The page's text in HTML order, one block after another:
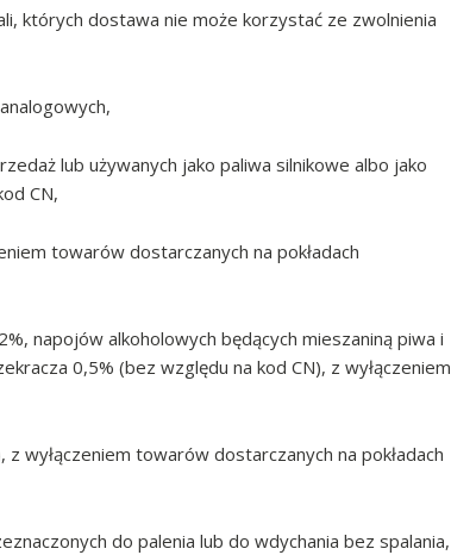
których dostawa nie może korzystać ze zwolnienia
lub używanych jako paliwa silnikowe albo jako
CN,
towarów dostarczanych na pokładach
napojów alkoholowych będących mieszaniną piwa i
0,5% (bez względu na kod CN), z wyłączeniem
wyłączeniem towarów dostarczanych na pokładach
do palenia lub do wdychania bez spalania,